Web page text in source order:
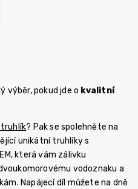
výběr, pokud jde o kvalitní
? Pak se spolehněte na
unikátní truhlíky s
která vám zálivku
vodoznaku a
Napájecí díl můžete na dně